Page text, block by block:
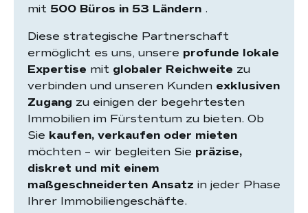
mit 500 Büros in 53 Ländern .
Diese strategische Partnerschaft
ermöglicht es uns, unsere profunde lokale
Expertise mit globaler Reichweite zu
verbinden und unseren Kunden exklusiven
Zugang zu einigen der begehrtesten
Immobilien im Fürstentum zu bieten. Ob
Sie kaufen, verkaufen oder mieten
möchten – wir begleiten Sie präzise, ​​
diskret und mit einem
maßgeschneiderten Ansatz in jeder Phase
Ihrer Immobiliengeschäfte.